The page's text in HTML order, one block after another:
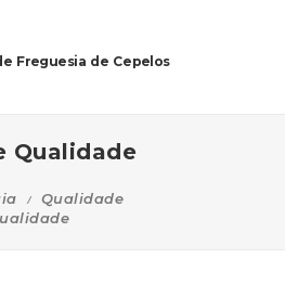
Freguesia de Cepelos
Qualidade
Qualidade